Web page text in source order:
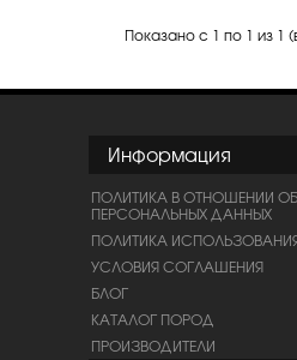
Показано с 1 по 1 из 1
Информация
ПОЛИТИКА В ОТНОШЕНИИ
ПЕРСОНАЛЬНЫХ ДАННЫХ
ПОЛИТИКА
УСЛОВИЯ СОГЛАШЕНИЯ
БЛОГ
КАТАЛОГ ПОРОД
ПРОИЗВОДИТЕЛИ